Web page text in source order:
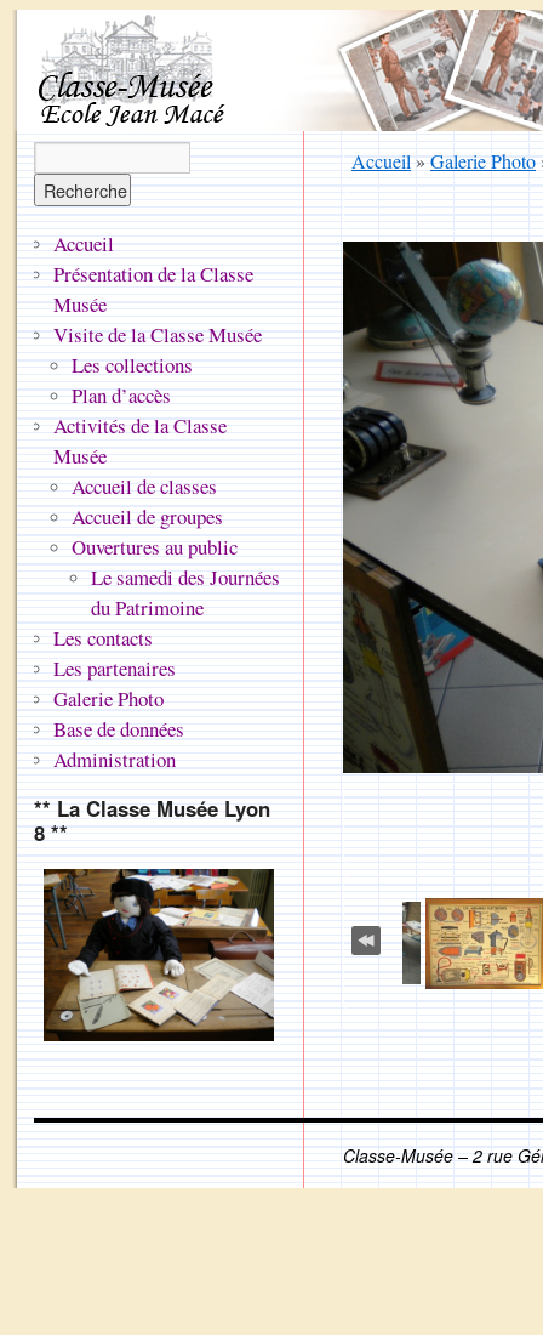
Accueil»Galerie Photo
Accueil
Présentation de la Classe
Musée
Visite de la Classe Musée
Les collections
Plan d’accès
Activités de la Classe
Musée
Accueil de classes
Accueil de groupes
Ouvertures au public
Le samedi des Journées
du Patrimoine
Les contacts
Les partenaires
Galerie Photo
Base de données
Administration
** La Classe Musée Lyon
8 **
Classe-Musée – 2 rue